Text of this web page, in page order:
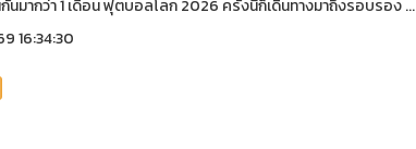
กว่า 1 เดือน ฟุตบอลโลก 2026 ครั้งนี้ก็เดินทางมาถึงรอบรอง ...
16:34:30